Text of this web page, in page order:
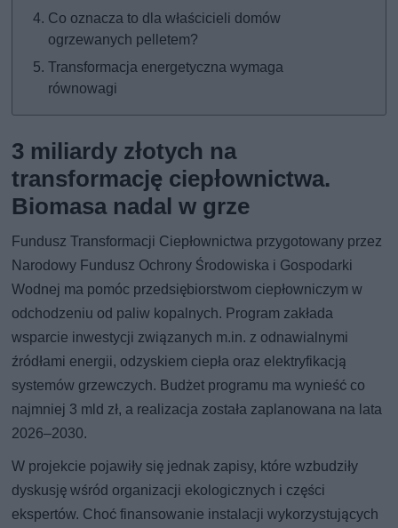
Co oznacza to dla właścicieli domów
ogrzewanych pelletem?
Transformacja energetyczna wymaga
równowagi
3 miliardy złotych na
transformację ciepłownictwa.
Biomasa nadal w grze
Fundusz Transformacji Ciepłownictwa przygotowany przez
Narodowy Fundusz Ochrony Środowiska i Gospodarki
Wodnej ma pomóc przedsiębiorstwom ciepłowniczym w
odchodzeniu od paliw kopalnych. Program zakłada
wsparcie inwestycji związanych m.in. z odnawialnymi
źródłami energii, odzyskiem ciepła oraz elektryfikacją
systemów grzewczych. Budżet programu ma wynieść co
najmniej 3 mld zł, a realizacja została zaplanowana na lata
2026–2030.
W projekcie pojawiły się jednak zapisy, które wzbudziły
dyskusję wśród organizacji ekologicznych i części
ekspertów. Choć finansowanie instalacji wykorzystujących